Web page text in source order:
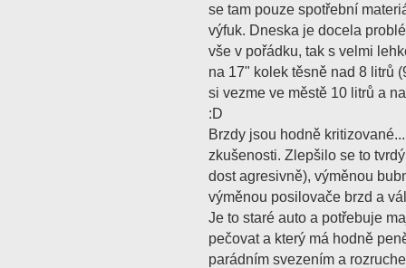
se tam pouze spotřební
výfuk. Dneska je docela
vše v pořádku, tak s velmi
na 17" kolek těsně nad 8 litrů
si vezme ve městě 10 litrů a
:D
Brzdy jsou hodně
zkušenosti. Zlepšilo se to
dost agresivně), výměnou
výměnou posilovače brzd a
Je to staré auto a potřebuje
pečovat a který má hodně
parádním svezením a